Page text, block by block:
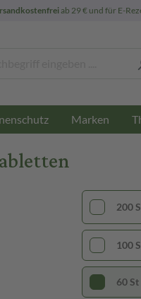
ab 29 € und für E-
Marken
200
100
60 St